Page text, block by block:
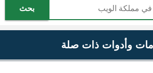
بحث
وأدوات ذات صلة